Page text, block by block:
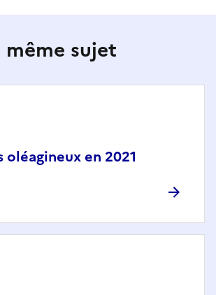
même sujet
oléagineux en 2021